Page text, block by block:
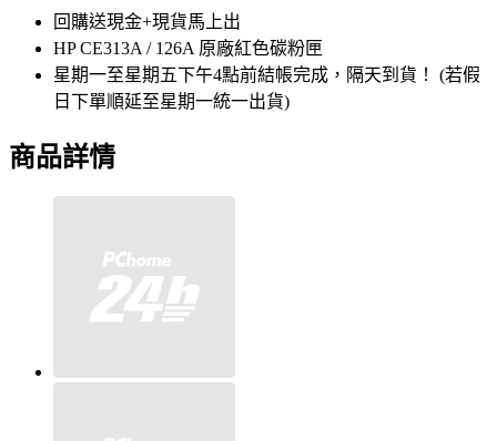
回購送現金+現貨馬上出
HP CE313A / 126A 原廠紅色碳粉匣
星期一至星期五下午4點前結帳完成，隔天到貨！ (若假
日下單順延至星期一統一出貨)
商品詳情